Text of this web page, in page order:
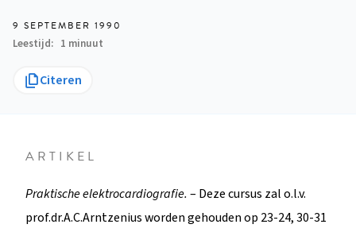
9 SEPTEMBER 1990
Leestijd
1 minuut
Citeren
ARTIKEL
Praktische elektrocardiografie. – Deze cursus zal o.l.v.
prof.dr.A.C.Arntzenius worden gehouden op 23-24, 30-31